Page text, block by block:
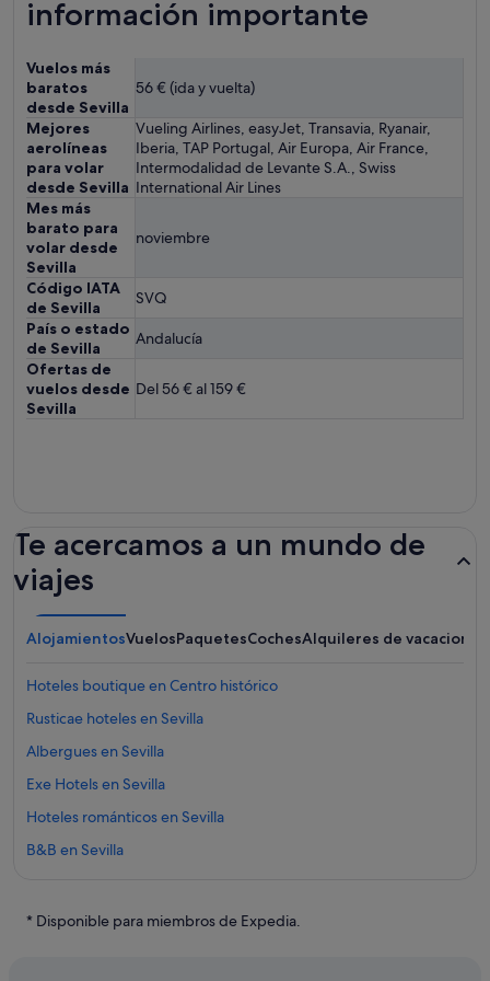
información importante
Vuelos más
baratos
desde Sevilla
56 € (ida y vuelta)
Mejores
aerolíneas
para volar
desde Sevilla
Vueling Airlines, easyJet, Transavia, Ryanair,
Iberia, TAP Portugal, Air Europa, Air France,
Intermodalidad de Levante S.A., Swiss
International Air Lines
Mes más
barato para
volar desde
Sevilla
noviembre
Código IATA
de Sevilla
SVQ
País o estado
de Sevilla
Andalucía
Ofertas de
vuelos desde
Sevilla
Del 56 € al 159 €
Te acercamos a un mundo de
viajes
AlojamientosVuelosPaquetesCochesAlquileres de vacaciones
Hoteles boutique en Centro histórico
Rusticae hoteles en Sevilla
Albergues en Sevilla
Exe Hotels en Sevilla
Hoteles románticos en Sevilla
B&B en Sevilla
Centro histórico hoteles
* Disponible para miembros de Expedia.